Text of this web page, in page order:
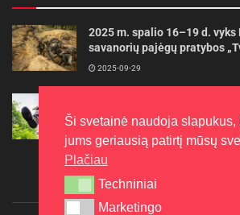
2025 m. spalio 16–19 d. vyks
savanorių pajėgų pratybos
2025-09-29
ilgiau
2022-06-27
Ši svetainė naudoja slapukus,
jums geriausią patirtį mūsų
Plačiau
Techniniai
Techniniai
Marketingo
Marketingo